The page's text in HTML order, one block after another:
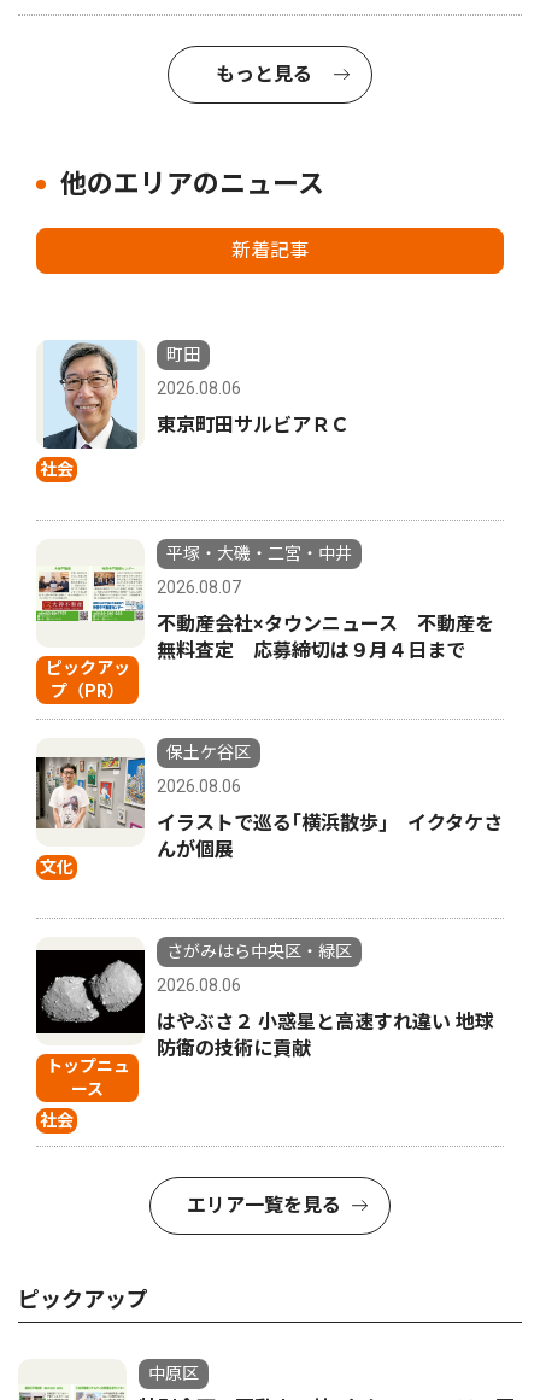
もっと見る
他のエリアのニュース
新着記事
社会
町田
2026.08.06
東京町田サルビアＲＣ
ピックアッ
プ（PR）
平塚・大磯・二宮・中井
2026.08.07
不動産会社×タウンニュース 不動産を
無料査定 応募締切は９月４日まで
文化
保土ケ谷区
2026.08.06
イラストで巡る｢横浜散歩｣ イクタケさ
んが個展
トップニュ
ース
社会
さがみはら中央区・緑区
2026.08.06
はやぶさ２ 小惑星と高速すれ違い 地球
防衛の技術に貢献
エリア一覧を見る
ピックアップ
中原区